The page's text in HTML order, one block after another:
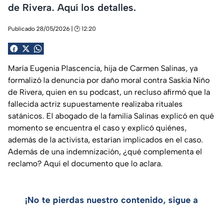
de Rivera. Aquí los detalles.
Publicado 28/05/2026 | 🕑 12:20
María Eugenia Plascencia, hija de Carmen Salinas, ya
formalizó la denuncia por daño moral contra Saskia Niño
de Rivera, quien en su podcast, un recluso afirmó que la
fallecida actriz supuestamente realizaba rituales
satánicos. El abogado de la familia Salinas explicó en qué
momento se encuentra el caso y explicó quiénes,
además de la activista, estarían implicados en el caso.
Además de una indemnización, ¿qué complementa el
reclamo? Aquí el documento que lo aclara.
¡No te pierdas nuestro contenido, sigue a